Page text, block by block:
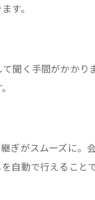
す。
聞く手間がかかり
ぎがスムーズに。
自動で行えること